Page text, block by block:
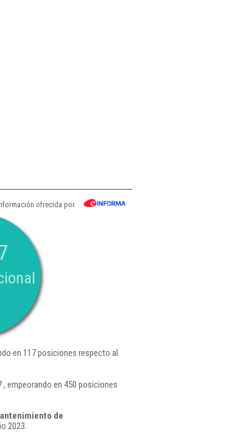
ofrecida por
en 117 posiciones respecto al
empeorando en 450 posiciones
de
2023.